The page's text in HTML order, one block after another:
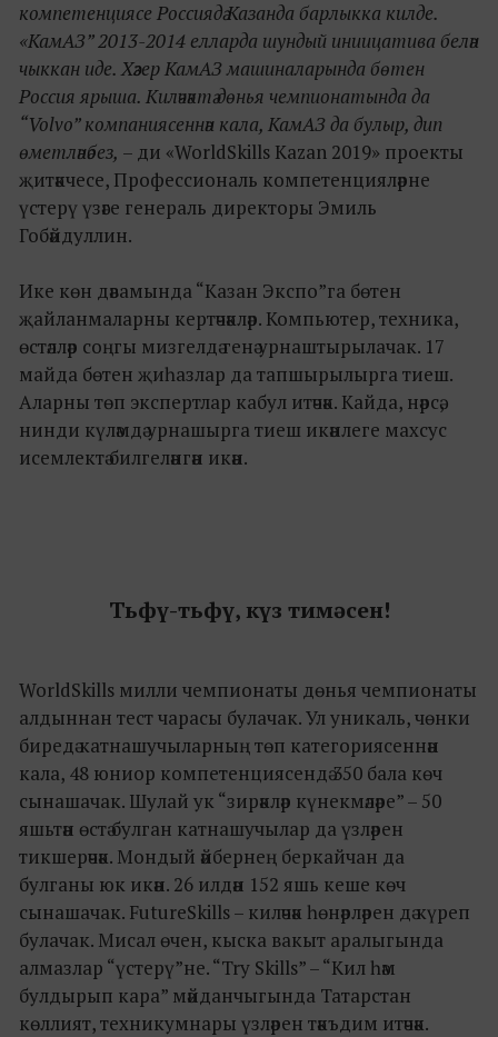
компетенциясе Россиядә Казанда барлыкка килде.
«КамАЗ” 2013-2014 елларда шундый иниицатива белән
чыккан иде. Хәзер КамАЗ машиналарында бөтен
Россия ярыша. Киләчәктә дөнья чемпионатында да
“Volvo” компаниясеннән кала, КамАЗ да булыр, дип
өметләнәбез, – ди «WorldSkills Kazan 2019» проекты
җитәкчесе, Профессиональ компетенцияләрне
үстерү үзәге генераль директоры Эмиль
Гобәйдуллин.
Ике көн дәвамында “Казан Экспо”га бөтен
җайланмаларны кертәчәкләр. Компьютер, техника,
өстәлләр соңгы мизгелдә генә урнаштырылачак. 17
майда бөтен җиһазлар да тапшырылырга тиеш.
Аларны төп экспертлар кабул итәчәк. Кайда, нәрсә,
нинди күләмдә урнашырга тиеш икәнлеге махсус
исемлектә билгеләнгән икән.
Тьфү-тьфү, күз тимәсен!
WorldSkills милли чемпионаты дөнья чемпионаты
алдыннан тест чарасы булачак. Ул уникаль, чөнки
биредә катнашучыларның төп категориясеннән
кала, 48 юниор компетенциясендә 350 бала көч
сынашачак. Шулай ук “зирәкләр күнекмәләре” – 50
яшьтән өстә булган катнашучылар да үзләрен
тикшерәчәк. Мондый әйбернең беркайчан да
булганы юк икән. 26 илдән 152 яшь кеше көч
сынашачак. FutureSkills – киләчәк һөнәрләрен дә күреп
булачак. Мисал өчен, кыска вакыт аралыгында
алмазлар “үстерү”не. “Try Skills” – “Кил һәм
булдырып кара” мәйданчыгында Татарстан
көллият, техникумнары үзләрен тәкъдим итәчәк.